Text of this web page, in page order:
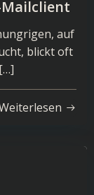
Mailclient
auf
blickt oft